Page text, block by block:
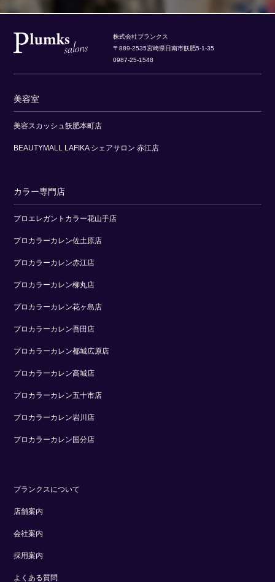
株式会社プランクス
〒889-2535宮崎県日南市飫肥5-1-35
0987-25-1548
美容室
美容スカッシュ飫肥本町店
BEAUTYMALL LAFIKA シェアサロン 赤江店
カラー専門店
プロエレガントカラー花山手店
プロカラーカレン佐土原店
プロカラーカレン赤江店
プロカラーカレン柳丸店
プロカラーカレン花ヶ島店
プロカラーカレン吾田店
プロカラーカレン都城広原店
プロカラーカレン高城店
プロカラーカレン五十市店
プロカラーカレン岩川店
プロカラーカレン国分店
プランクスについて
店舗案内
会社案内
採用案内
よくある質問